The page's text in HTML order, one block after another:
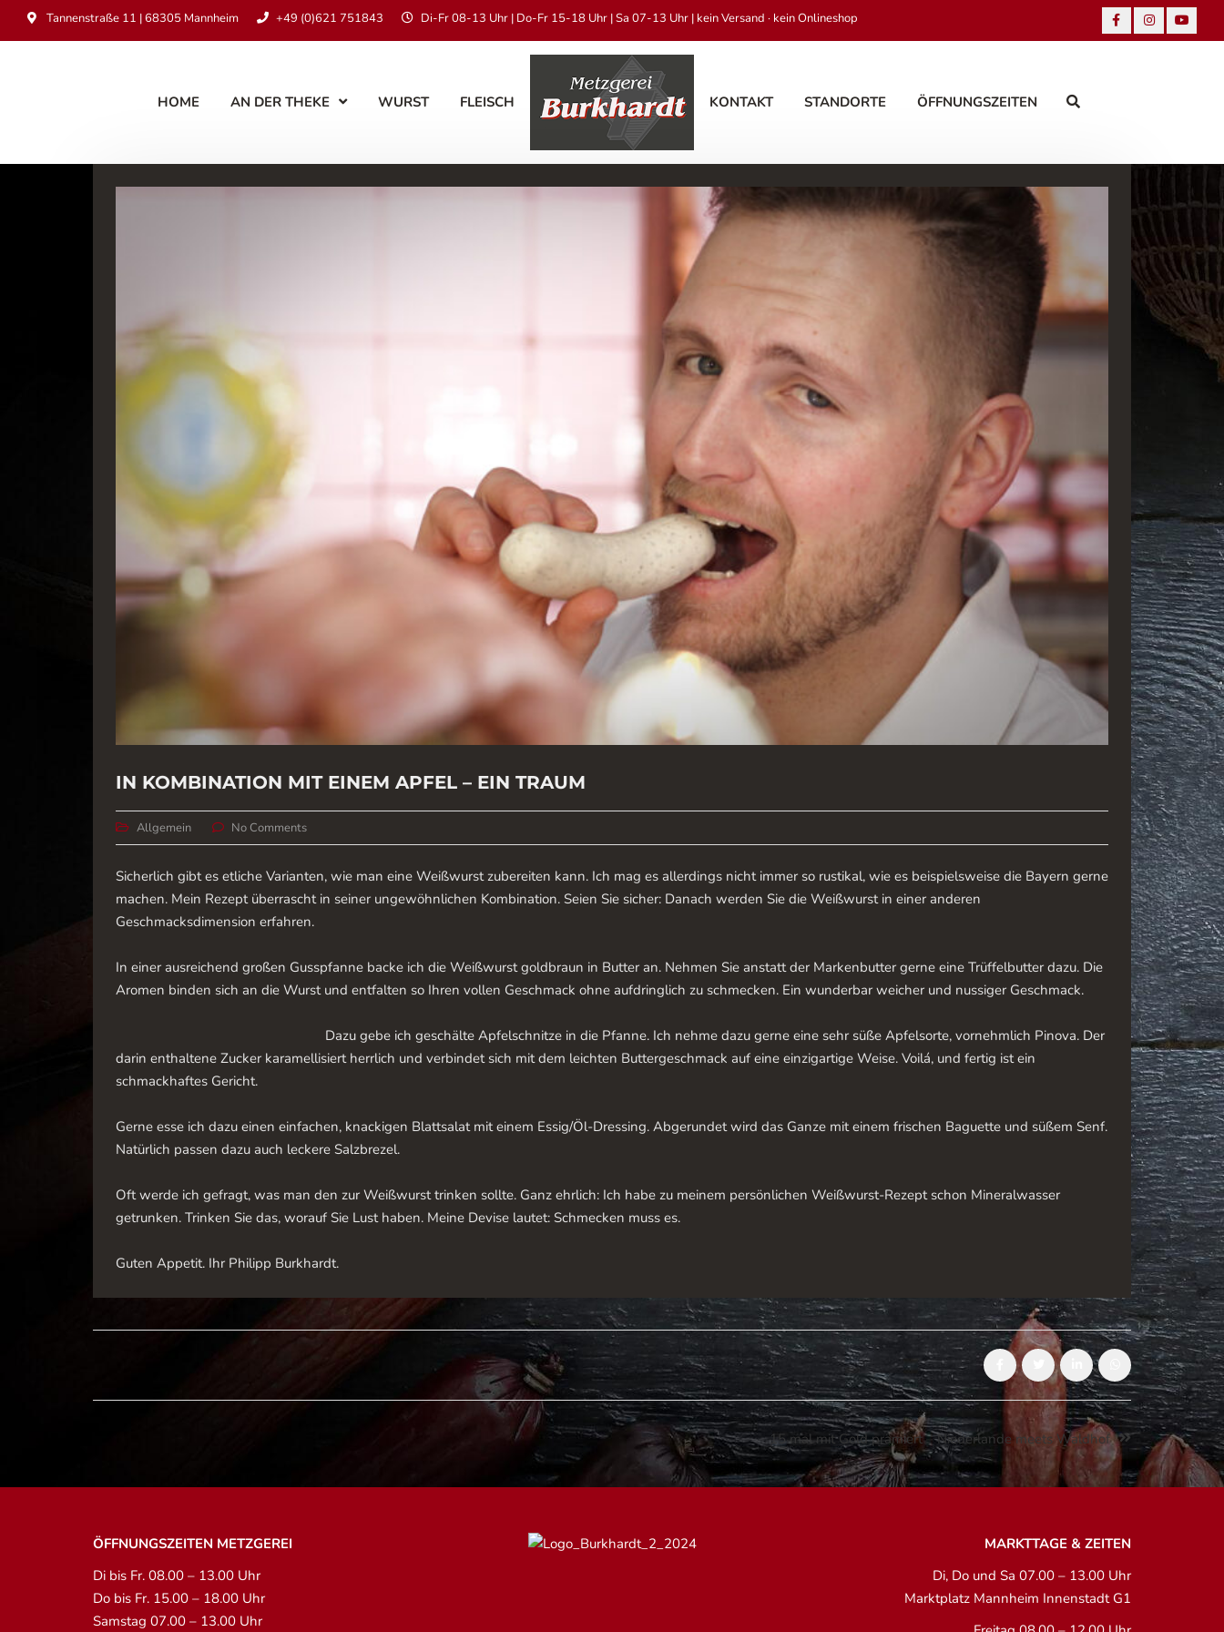
Tannenstraße 11 | 68305 Mannheim +49 (0)621 751843 Di-Fr 08-13 Uhr | Do-Fr 15-18 Uhr | Sa 07-13 Uhr | kein Versand · kein Onlineshop
HOME AN DER THEKE WURST FLEISCH KONTAKT STANDORTE ÖFFNUNGSZEITEN
IN KOMBINATION MIT EINEM APFEL – EIN TRAUM
Allgemein No Comments
Sicherlich gibt es etliche Varianten, wie man eine Weißwurst zubereiten kann. Ich mag es allerdings nicht immer so rustikal, wie es beispielsweise die Bayern gerne
machen. Mein Rezept überrascht in seiner ungewöhnlichen Kombination. Seien Sie sicher: Danach werden Sie die Weißwurst in einer anderen
Geschmacksdimension erfahren.
In einer ausreichend großen Gusspfanne backe ich die Weißwurst goldbraun in Butter an. Nehmen Sie anstatt der Markenbutter gerne eine Trüffelbutter dazu. Die
Aromen binden sich an die Wurst und entfalten so Ihren vollen Geschmack ohne aufdringlich zu schmecken. Ein wunderbar weicher und nussiger Geschmack.
Dazu gebe ich geschälte Apfelschnitze in die Pfanne. Ich nehme dazu gerne eine sehr süße Apfelsorte, vornehmlich Pinova. Der
darin enthaltene Zucker karamellisiert herrlich und verbindet sich mit dem leichten Buttergeschmack auf eine einzigartige Weise. Voilá, und fertig ist ein
schmackhaftes Gericht.
Gerne esse ich dazu einen einfachen, knackigen Blattsalat mit einem Essig/Öl-Dressing. Abgerundet wird das Ganze mit einem frischen Baguette und süßem Senf.
Natürlich passen dazu auch leckere Salzbrezel.
Oft werde ich gefragt, was man den zur Weißwurst trinken sollte. Ganz ehrlich: Ich habe zu meinem persönlichen Weißwurst-Rezept schon Mineralwasser
getrunken. Trinken Sie das, worauf Sie Lust haben. Meine Devise lautet: Schmecken muss es.
Guten Appetit. Ihr Philipp Burkhardt.
15 mal mit Gold prämiert – Niederlande meets Waldhof
ÖFFNUNGSZEITEN METZGEREI
Di bis Fr. 08.00 – 13.00 Uhr
Do bis Fr. 15.00 – 18.00 Uhr
Samstag 07.00 – 13.00 Uhr
MARKTTAGE & ZEITEN
Di, Do und Sa 07.00 – 13.00 Uhr
Marktplatz Mannheim Innenstadt G1